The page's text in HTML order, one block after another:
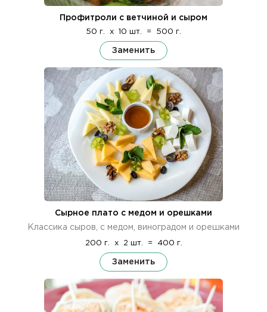
Профитроли с ветчиной и сыром
50 г. x 10 шт. = 500 г.
Заменить
Сырное плато с медом и орешками
Классика сыров, с медом, виноградом и орешками
200 г. x 2 шт. = 400 г.
Заменить